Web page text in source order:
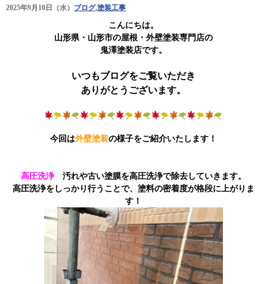
2025年9月10日（水） ブログ,塗装工事
こんにちは。
山形県・山形市の屋根・外壁塗装専門店の
鬼澤塗装店です。
いつもブログをご覧いただき
ありがとうございます。
今回は外壁塗装の様子をご紹介いたします！
高圧洗浄汚れや古い塗膜を高圧洗浄で除去していきます。
高圧洗浄をしっかり行うことで、塗料の密着度が格段に上がりま
す！